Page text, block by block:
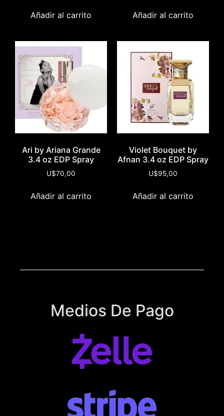
Añadir al carrito Añadir al carrito
Ari by Ariana Grande
3.4 oz EDP Spray
U$70,00
Añadir al carrito
Violet Bouquet by
Afnan 3.4 oz EDP Spray
U$95,00
Añadir al carrito
Medios De Pago